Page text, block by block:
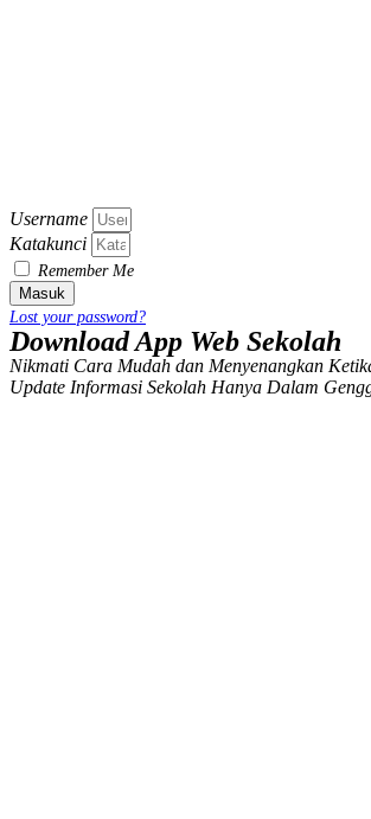
Username
Katakunci
Remember Me
Masuk
Lost your password?
Download App Web Sekolah
Nikmati Cara Mudah dan Menyenangkan
Update Informasi Sekolah Hanya Dalam